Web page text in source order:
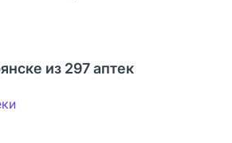
из 297 аптек